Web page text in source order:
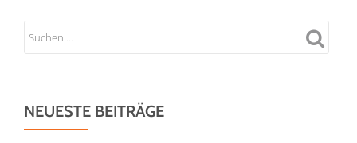
NEUESTE BEITRÄGE